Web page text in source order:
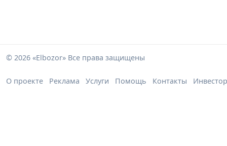
© 2026 «Elbozor» Все права защищены
О проекте Реклама Услуги Помощь Контакты